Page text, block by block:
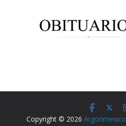
Copyright © 2026 Argonmexico